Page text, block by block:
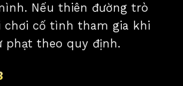
Nếu thiên đường trò
chơi cố tình tham gia khi
phạt theo quy định.